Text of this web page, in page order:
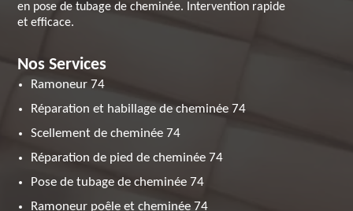
en pose de tubage de cheminée. Intervention rapide
et efficace.
Nos Services
Ramoneur 74
Réparation et habillage de cheminée 74
Scellement de cheminée 74
Réparation de pied de cheminée 74
Pose de tubage de cheminée 74
Ramoneur poêle et cheminée 74